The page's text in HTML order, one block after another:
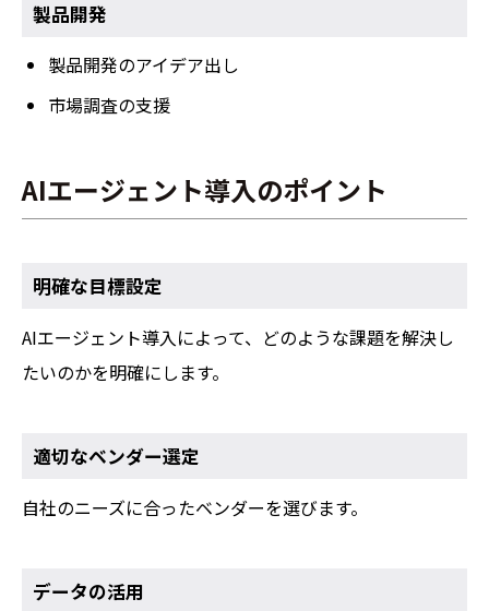
製品開発
製品開発のアイデア出し
市場調査の支援
AIエージェント導入のポイント
明確な目標設定
AIエージェント導入によって、どのような課題を解決し
たいのかを明確にします。
適切なベンダー選定
自社のニーズに合ったベンダーを選びます。
データの活用